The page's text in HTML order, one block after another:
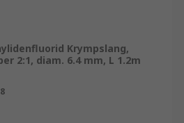
Krympslang,
2:1, diam. 6.4 mm, L 1.2m